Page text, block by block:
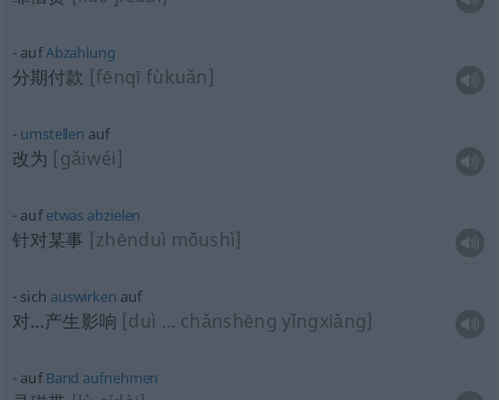
aufAbzahlung
分期付款 [fēnqī fùkuǎn]
umstellen auf
改为 [gǎiwéi]
aufetwas abzielen
针对某事 [zhēnduì mǒushì]
sich auswirken auf
对…产生影响 [duì … chǎnshēng yǐngxiǎng]
aufBand aufnehmen